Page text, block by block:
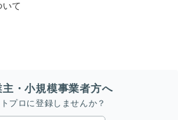
いて
・小規模事業者方へ
プロに登録しませんか？